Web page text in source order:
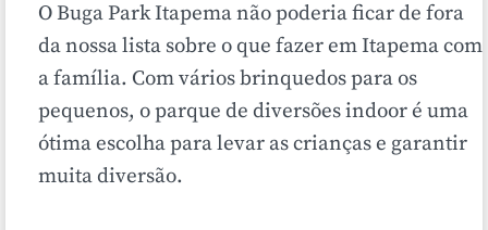
O Buga Park Itapema não poderia ficar de fora
da nossa lista sobre o que fazer em Itapema com
a família. Com vários brinquedos para os
pequenos, o parque de diversões indoor é uma
ótima escolha para levar as crianças e garantir
muita diversão.